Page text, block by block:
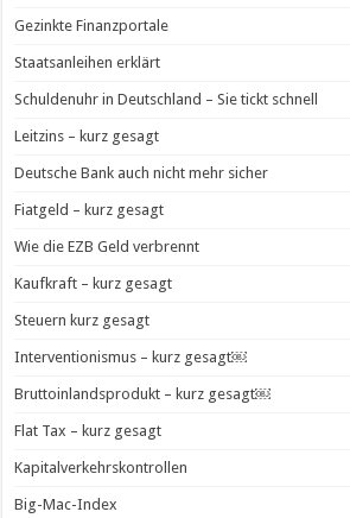
Gezinkte Finanzportale
Staatsanleihen erklärt
Schuldenuhr in Deutschland – Sie tickt schnell
Leitzins – kurz gesagt
Deutsche Bank auch nicht mehr sicher
Fiatgeld – kurz gesagt
Wie die EZB Geld verbrennt
Kaufkraft – kurz gesagt
Steuern kurz gesagt
Interventionismus – kurz gesagt￼
Bruttoinlandsprodukt – kurz gesagt￼
Flat Tax – kurz gesagt
Kapitalverkehrskontrollen
Big-Mac-Index